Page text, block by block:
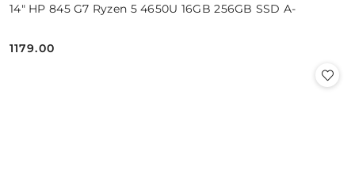
14" HP 845 G7 Ryzen 5 4650U 16GB 256GB SSD A-
Cena:
1179.00